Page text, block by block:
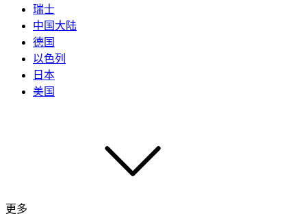
瑞士
中国大陆
德国
以色列
日本
美国
更多